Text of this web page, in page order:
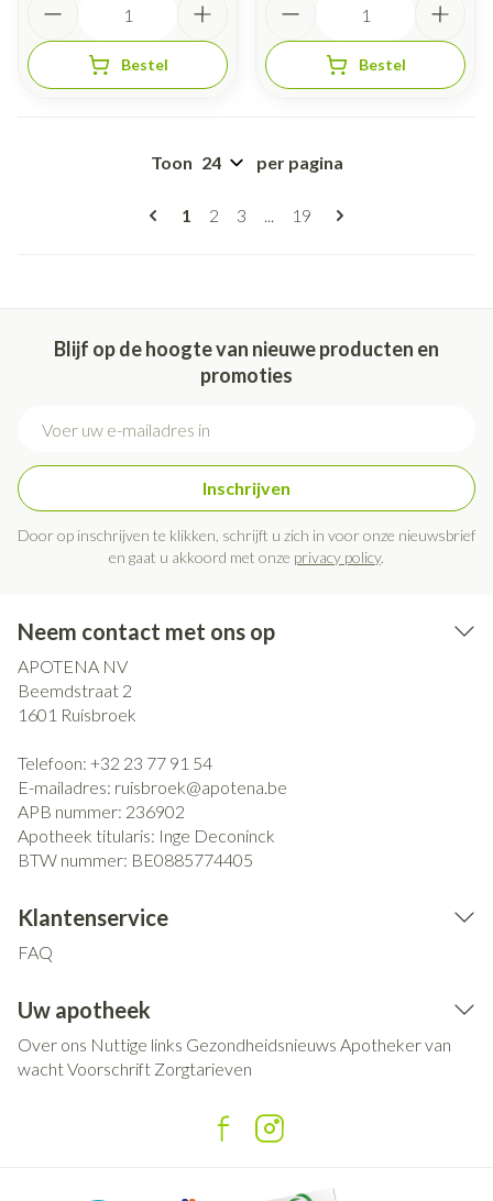
Bestel Bestel
Pagina's
U lees momenteel pagina
1 Pagina
2 Pagina
3 ... Pagina
19
Toon per pagina
Blijf op de hoogte van nieuwe producten en
promoties
Inschrijven
Door op inschrijven te klikken, schrijft u zich in voor onze nieuwsbrief
en gaat u akkoord met onze privacy policy.
Neem contact met ons op
APOTENA NV
Beemdstraat 2
1601 Ruisbroek
Telefoon: +32 23 77 91 54
E-mailadres: ruisbroek@apotena.be
APB nummer: 236902
Apotheek titularis: Inge Deconinck
BTW nummer: BE0885774405
Klantenservice
FAQ
Uw apotheek
Over ons Nuttige links Gezondheidsnieuws Apotheker van
wachtVoorschrift Zorgtarieven